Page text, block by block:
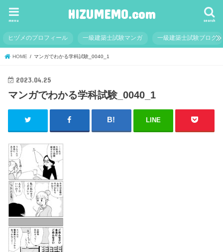
HIZUMEMO.com search
menu
ヒヅメのプロフィール 一級建築士試験マンガ 一級建築士試験ブログ
HOME マンガでわかる学科試験_0040_1
2023.04.25
マンガでわかる学科試験_0040_1
LINE